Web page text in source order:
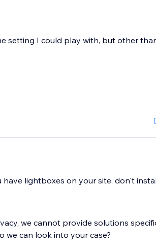
setting I could play with, but other
lightboxes on your site, don't
we cannot provide solutions
we can look into your case?